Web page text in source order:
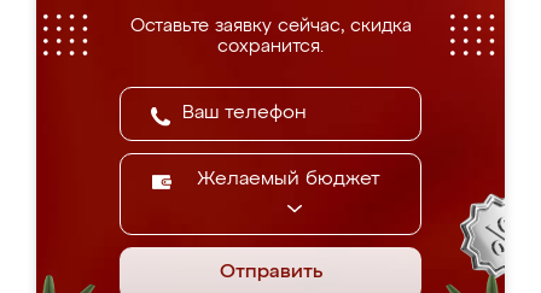
Оставьте заявку сейчас, скидка
сохранится.
Желаемый бюджет
Отправить